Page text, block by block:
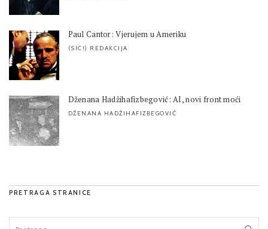
Paul Cantor: Vjerujem u Ameriku
(SIC!) REDAKCIJA
Dženana Hadžihafizbegović: AI, novi front moći
DŽENANA HADŽIHAFIZBEGOVIĆ
PRETRAGA STRANICE